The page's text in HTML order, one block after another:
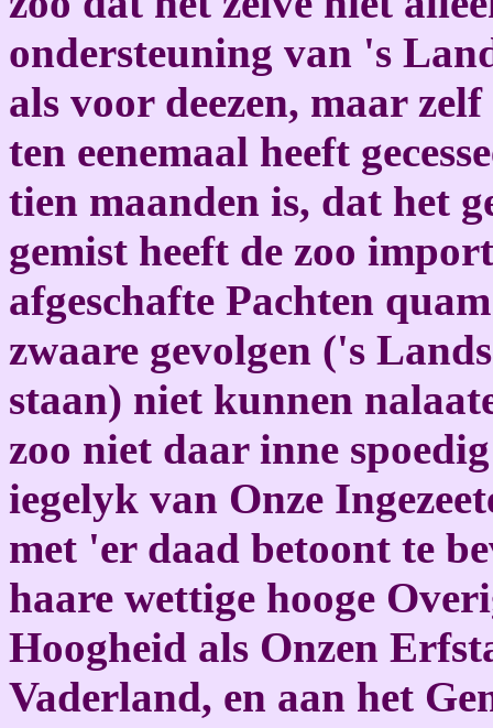
ondersteuning van 's
als voor deezen, maar
ten eenemaal heeft
tien maanden is, dat het
gemist heeft de zoo
afgeschafte Pachten
zwaare gevolgen ('s
staan) niet kunnen
zoo niet daar inne
iegelyk van Onze
met 'er daad betoont te
haare wettige hooge
Hoogheid als Onzen
Vaderland, en aan het